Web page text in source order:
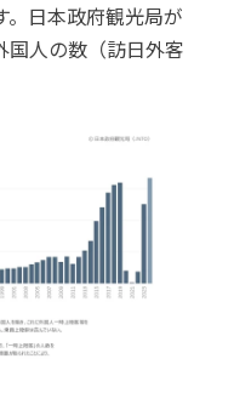
。日本政府観光局が
国人の数（訪日外客